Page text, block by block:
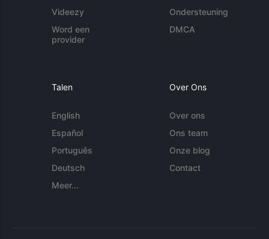
Videezy
Word een
provider
Ondersteuning
DMCA
Talen
English
Español
Português
Deutsch
Meer...
Over Ons
Over ons
Ons team
Onze blog
Contact